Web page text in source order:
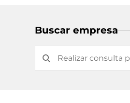
Buscar empresa